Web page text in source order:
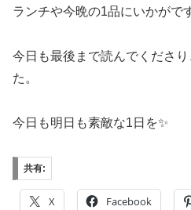
ランチや今晩の1品にいかがで
今日も最後まで読んでくださ
た。
今日も明日も素敵な1日を✨️
共有:
X Facebook